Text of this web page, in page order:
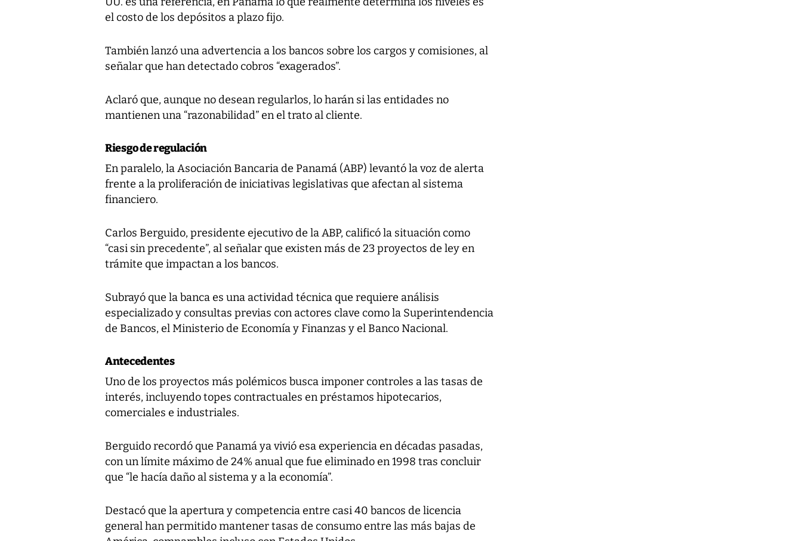
el costo de los depósitos a plazo fijo.
También lanzó una advertencia a los bancos sobre los cargos y comisiones, al
señalar que han detectado cobros “exagerados”.
Aclaró que, aunque no desean regularlos, lo harán si las entidades no
mantienen una “razonabilidad” en el trato al cliente.
Riesgo de regulación
En paralelo, la Asociación Bancaria de Panamá (ABP) levantó la voz de alerta
frente a la proliferación de iniciativas legislativas que afectan al sistema
financiero.
Carlos Berguido, presidente ejecutivo de la ABP, calificó la situación como
“casi sin precedente”, al señalar que existen más de 23 proyectos de ley en
trámite que impactan a los bancos.
Subrayó que la banca es una actividad técnica que requiere análisis
especializado y consultas previas con actores clave como la Superintendencia
de Bancos, el Ministerio de Economía y Finanzas y el Banco Nacional.
Antecedentes
Uno de los proyectos más polémicos busca imponer controles a las tasas de
interés, incluyendo topes contractuales en préstamos hipotecarios,
comerciales e industriales.
Berguido recordó que Panamá ya vivió esa experiencia en décadas pasadas,
con un límite máximo de 24% anual que fue eliminado en 1998 tras concluir
que “le hacía daño al sistema y a la economía”.
Destacó que la apertura y competencia entre casi 40 bancos de licencia
general han permitido mantener tasas de consumo entre las más bajas de